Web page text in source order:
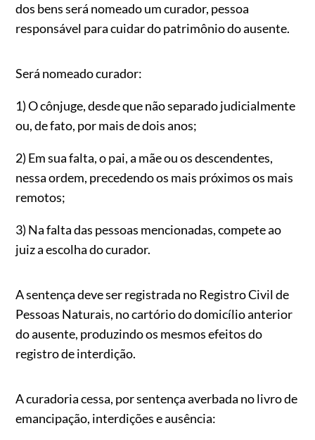
dos bens será nomeado um curador, pessoa
responsável para cuidar do patrimônio do ausente.
Será nomeado curador:
1) O cônjuge, desde que não separado judicialmente
ou, de fato, por mais de dois anos;
2) Em sua falta, o pai, a mãe ou os descendentes,
nessa ordem, precedendo os mais próximos os mais
remotos;
3) Na falta das pessoas mencionadas, compete ao
juiz a escolha do curador.
A sentença deve ser registrada no Registro Civil de
Pessoas Naturais, no cartório do domicílio anterior
do ausente, produzindo os mesmos efeitos do
registro de interdição.
A curadoria cessa, por sentença averbada no livro de
emancipação, interdições e ausência: